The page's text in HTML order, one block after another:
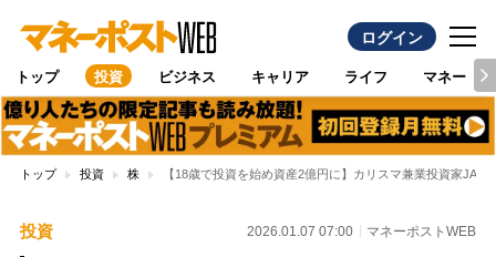
ログイン
トップ 投資 ビジネス キャリア ライフ マネー
トップ 投資 株 【18歳で投資を始め資産2億円に】カリスマ兼業投資家
投資 2026.01.07 07:00 マネーポストWEB